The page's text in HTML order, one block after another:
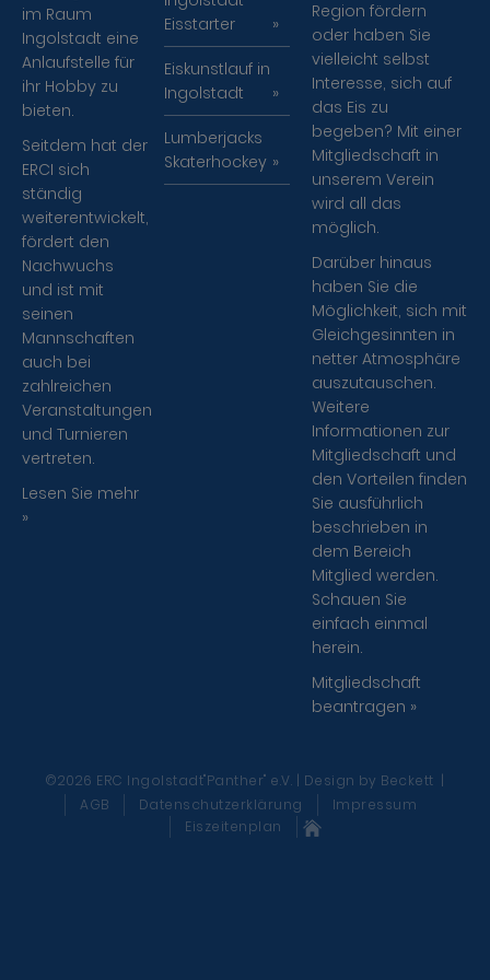
im Raum
Ingolstadt eine
Anlaufstelle für
ihr Hobby zu
bieten.
Seitdem hat der
ERCI sich
ständig
weiterentwickelt,
fördert den
Nachwuchs
und ist mit
seinen
Mannschaften
auch bei
zahlreichen
Veranstaltungen
und Turnieren
vertreten.
Lesen Sie mehr
»
Eisstarter
Eiskunstlauf in
Ingolstadt
Lumberjacks
Skaterhockey
Region fördern
oder haben Sie
vielleicht selbst
Interesse, sich auf
das Eis zu
begeben? Mit einer
Mitgliedschaft in
unserem Verein
wird all das
möglich.
Darüber hinaus
haben Sie die
Möglichkeit, sich mit
Gleichgesinnten in
netter Atmosphäre
auszutauschen.
Weitere
Informationen zur
Mitgliedschaft und
den Vorteilen finden
Sie ausführlich
beschrieben in
dem Bereich
Mitglied werden.
Schauen Sie
einfach einmal
herein.
Mitgliedschaft
beantragen »
©2026 ERC Ingolstadt"Panther" e.V. | Design by Beckett |
AGB
Datenschutzerklärung
Impressum
Eiszeitenplan